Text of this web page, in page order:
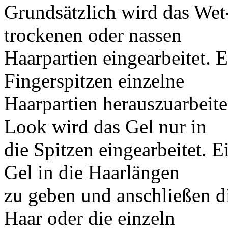
Grundsätzlich wird das
trockenen oder nassen
Haarpartien eingearbeitet.
Fingerspitzen einzelne
Haarpartien
Look wird das Gel nur in
die Spitzen eingearbeitet.
Gel in die Haarlängen
zu geben und anschließen
Haar oder die einzeln